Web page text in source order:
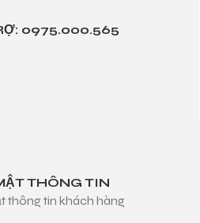
0975.000.565
THÔNG TIN
thông tin khách hàng